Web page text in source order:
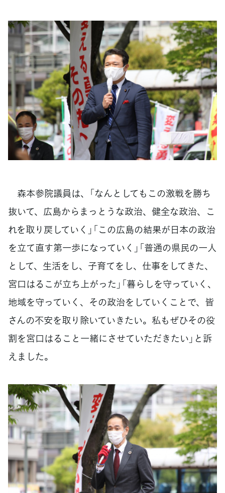
森本参院議員は、「なんとしてもこの激戦を勝ち
抜いて、広島からまっとうな政治、健全な政治、こ
れを取り戻していく」「この広島の結果が日本の政治
を立て直す第一歩になっていく」「普通の県民の一人
として、生活をし、子育てをし、仕事をしてきた、
宮口はるこが立ち上がった」「暮らしを守っていく、
地域を守っていく、その政治をしていくことで、皆
さんの不安を取り除いていきたい。私もぜひその役
割を宮口はること一緒にさせていただきたい」と訴
えました。